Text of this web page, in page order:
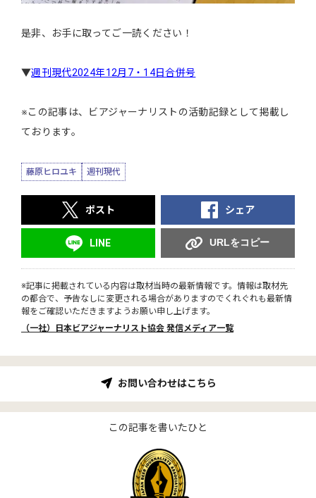
是非、お手に取ってご一読ください！
▼週刊現代2024年12月7・14日合併号
※この記事は、ビアジャーナリストの活動記録として掲載し
ております。
藤原ヒロユキ 週刊現代
ポスト シェア
LINE URLをコピー
※記事に掲載されている内容は取材当時の最新情報です。情報は取材先
の都合で、予告なしに変更される場合がありますのでくれぐれも最新情
報をご確認いただきますようお願い申し上げます。
（一社）日本ビアジャーナリスト協会 発信メディア一覧
お問い合わせはこちら
この記事を書いたひと